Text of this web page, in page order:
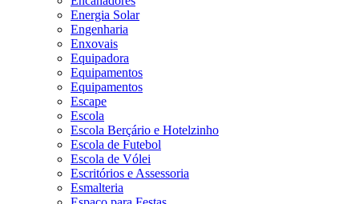
Energia Solar
Engenharia
Enxovais
Equipadora
Equipamentos
Equipamentos
Escape
Escola
Escola Berçário e Hotelzinho
Escola de Futebol
Escola de Vólei
Escritórios e Assessoria
Esmalteria